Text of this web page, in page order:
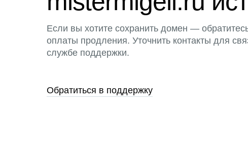
Если вы хотите сохранить домен —
оплаты продления. Уточнить контакты для
службе поддержки.
Обратиться в поддержку